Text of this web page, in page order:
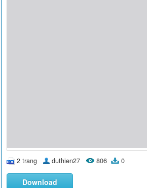
2 trang duthien27 806 0
Download